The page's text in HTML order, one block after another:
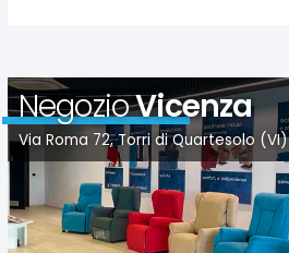
NegozioVicenza
Via Roma 72, Torri di Quartesolo (VI)